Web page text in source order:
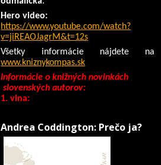
Hero video:
https://www.youtube.com/watch?
v=jiREAOJagrM&t=12s
Všetky informácie nájdete na
www.kniznykompas.sk
Informácie o knižných novinkách
slovenských autorov:
1. vlna:
Andrea Coddington: Prečo ja?